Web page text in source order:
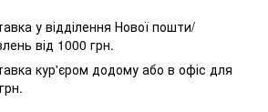
у відділення Нової пошти/
від 1000 грн.
кур'єром додому або в офіс для